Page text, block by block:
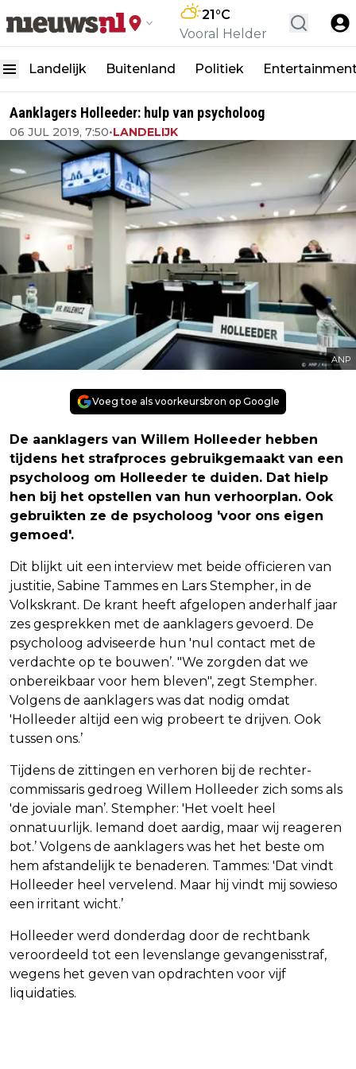
21°C
Vooral Helder
Landelijk Buitenland Politiek
Aanklagers Holleeder: hulp van psycholoog
06 JUL 2019, 7:50•LANDELIJK
ANP
Voeg toe als voorkeursbron op Google
De aanklagers van Willem Holleeder hebben
tijdens het strafproces gebruikgemaakt van een
psycholoog om Holleeder te duiden. Dat hielp
hen bij het opstellen van hun verhoorplan. Ook
gebruikten ze de psycholoog 'voor ons eigen
gemoed'.
Dit blijkt uit een interview met beide officieren van
justitie, Sabine Tammes en Lars Stempher, in de
Volkskrant. De krant heeft afgelopen anderhalf jaar
zes gesprekken met de aanklagers gevoerd. De
psycholoog adviseerde hun 'nul contact met de
verdachte op te bouwen’. "We zorgden dat we
onbereikbaar voor hem bleven", zegt Stem­pher.
Volgens de aanklagers was dat nodig omdat
'Holleeder altijd een wig probeert te drijven. Ook
tussen ons.’
Tijdens de zittingen en verhoren bij de rechter-
commissaris gedroeg Willem Holleeder zich soms als
'de joviale man’. Stempher: 'Het voelt heel
onnatuurlijk. Iemand doet aardig, maar wij reageren
bot.’ Volgens de aanklagers was het het beste om
hem afstandelijk te benaderen. Tammes: 'Dat vindt
Holleeder heel vervelend. Maar hij vindt mij sowieso
een irritant wicht.’
Holleeder werd donderdag door de rechtbank
veroordeeld tot een levenslange gevangenisstraf,
wegens het geven van opdrachten voor vijf
liquidaties.